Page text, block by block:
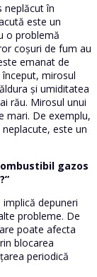
neplăcut în
este un
o problemă
coșuri de fum au
emanat de
mirosul
și umiditatea
rău. Mirosul unui
mari. De exemplu,
este un
gazos
depuneri
probleme. De
poate afecta
blocarea
periodică